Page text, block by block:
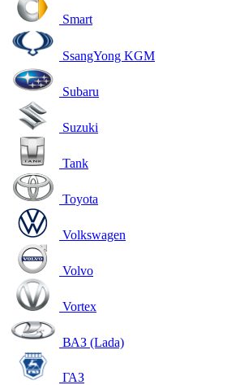
Smart
SsangYong KGM
Subaru
Suzuki
Tank
Toyota
Volkswagen
Volvo
Vortex
ВАЗ (Lada)
ГАЗ